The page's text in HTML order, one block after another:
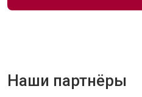
Наши партнёры